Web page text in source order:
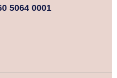
5064 0001